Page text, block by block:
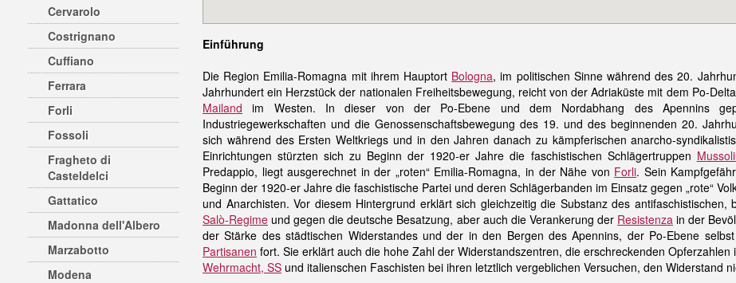
Cervarolo
Costrignano
Cuffiano
Ferrara
Forli
Fossoli
Fragheto di
Casteldelci
Gattatico
Madonna dell'Albero
Marzabotto
Modena
Einführung
Die Region Emilia-Romagna mit ihrem Hauptort Bologna, im politischen Sinne während des 20.
Jahrhundert ein Herzstück der nationalen Freiheitsbewegung, reicht von der Adriaküste mit dem Po-
Mailand im Westen. In dieser von der Po-Ebene und dem Nordabhang des Apennins
Industriegewerkschaften und die Genossenschaftsbewegung des 19. und des beginnenden 20.
sich während des Ersten Weltkriegs und in den Jahren danach zu kämpferischen anarcho-
Einrichtungen stürzten sich zu Beginn der 1920-er Jahre die faschistischen Schlägertruppen
Predappio, liegt ausgerechnet in der „roten“ Emilia-Romagna, in der Nähe von Forli. Sein
Beginn der 1920-er Jahre die faschistische Partei und deren Schlägerbanden im Einsatz gegen „rote“
und Anarchisten. Vor diesem Hintergrund erklärt sich gleichzeitig die Substanz des
Salò-Regime und gegen die deutsche Besatzung, aber auch die Verankerung der Resistenza in der
der Stärke des städtischen Widerstandes und der in den Bergen des Apennins, der Po-Ebene
Partisanen fort. Sie erklärt auch die hohe Zahl der Widerstandszentren, die erschreckenden
Wehrmacht, SS und italienschen Faschisten bei ihren letztlich vergeblichen Versuchen, den Widerstand